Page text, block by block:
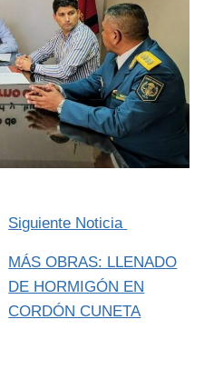
Siguiente Noticia
MÁS OBRAS: LLENADO
DE HORMIGÓN EN
CORDÓN CUNETA